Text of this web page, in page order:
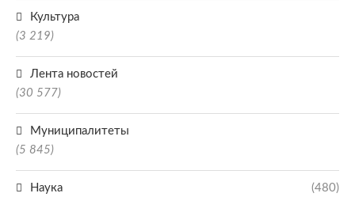
Культура
(3 219)
Лента новостей
(30 577)
Муниципалитеты
(5 845)
Наука (480)